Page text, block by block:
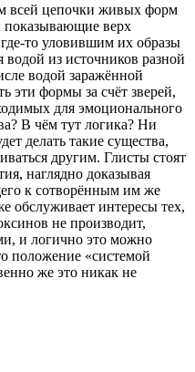
всей цепочки живых форм
показывающие верх
то уловившим их образы
из источников разной
водой заражённой
эти формы за счёт зверей,
для эмоционального
В чём тут логика? Ни
делать такие существа,
другим. Глисты стоят
наглядно доказывая
к сотворённым им же
обслуживает интересы тех,
не производит,
и логично это можно
положение «системой
же это никак не